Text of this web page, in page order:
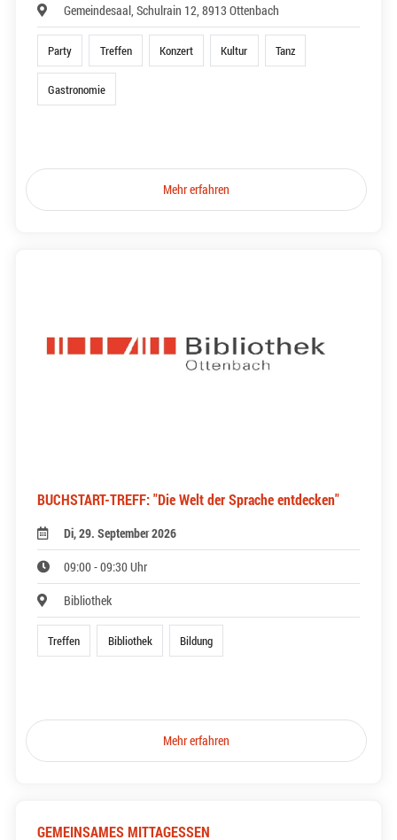
Gemeindesaal, Schulrain 12, 8913 Ottenbach
Party Treffen Konzert Kultur Tanz
Gastronomie
Mehr erfahren
BUCHSTART-TREFF: "Die Welt der Sprache entdecken"
Di, 29. September 2026
09:00 - 09:30 Uhr
Bibliothek
Treffen Bibliothek Bildung
Mehr erfahren
GEMEINSAMES MITTAGESSEN